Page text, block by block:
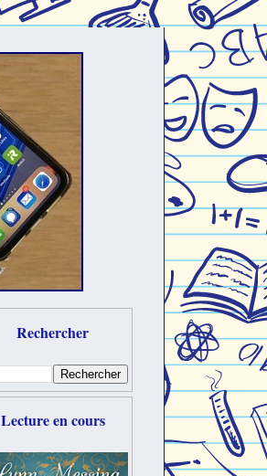
Rechercher
Lecture en cours